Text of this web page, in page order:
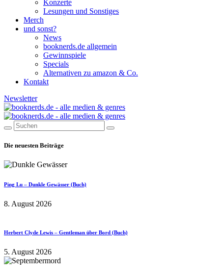
Konzerte
Lesungen und Sonstiges
Merch
und sonst?
News
booknerds.de allgemein
Gewinnspiele
Specials
Alternativen zu amazon & Co.
Kontakt
Newsletter
Die neuesten Beiträge
Ping Lu – Dunkle Gewässer (Buch)
8. August 2026
Herbert Clyde Lewis – Gentleman über Bord (Buch)
5. August 2026